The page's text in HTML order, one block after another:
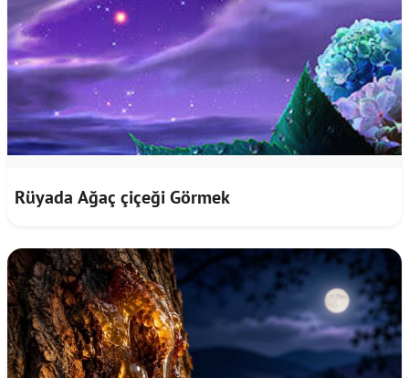
Rüyada Ağaç çiçeği Görmek